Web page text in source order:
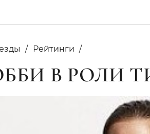
Рейтинги
В РОЛИ